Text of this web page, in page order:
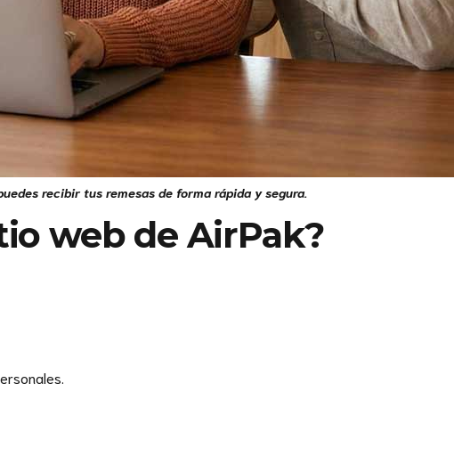
recibir tus remesas de forma rápida y segura.
web de AirPak?